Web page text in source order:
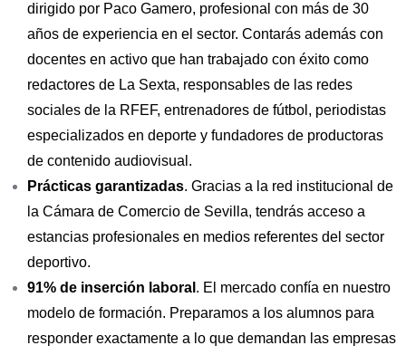
dirigido por Paco Gamero, profesional con más de 30
años de experiencia en el sector. Contarás además con
docentes en activo que han trabajado con éxito como
redactores de La Sexta, responsables de las redes
sociales de la RFEF, entrenadores de fútbol, periodistas
especializados en deporte y fundadores de productoras
de contenido audiovisual.
Prácticas garantizadas. Gracias a la red institucional de
la Cámara de Comercio de Sevilla, tendrás acceso a
estancias profesionales en medios referentes del sector
deportivo.
91% de inserción laboral . El mercado confía en nuestro
modelo de formación. Preparamos a los alumnos para
responder exactamente a lo que demandan las empresas